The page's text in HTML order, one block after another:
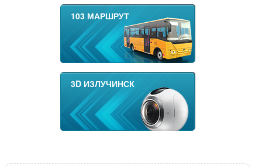
103 МАРШРУТ
3D ИЗЛУЧИНСК